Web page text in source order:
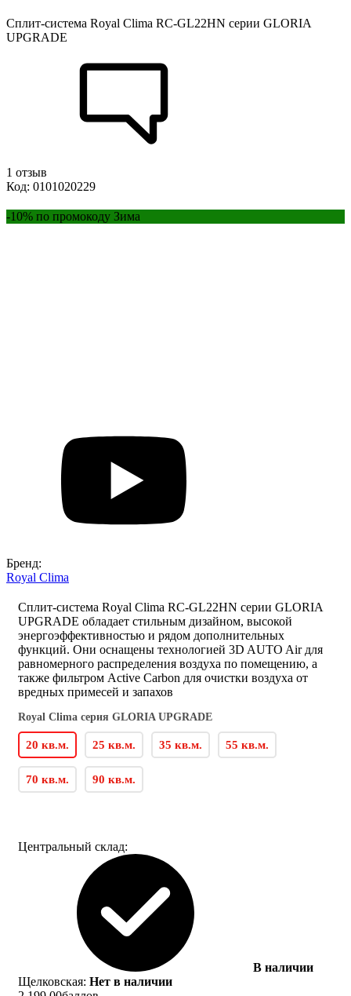
Cплит-система Royal Clima RC-GL22HN серии GLORIA
UPGRADE
1 отзыв
Код: 0101020229
-10% по промокоду Зима
Бренд:
Royal Clima
Cплит-система Royal Clima RC-GL22HN серии GLORIA
UPGRADE обладает стильным дизайном, высокой
энергоэффективностью и рядом дополнительных
функций. Они оснащены технологией 3D AUTO Air для
равномерного распределения воздуха по помещению, а
также фильтром Active Carbon для очистки воздуха от
вредных примесей и запахов
Royal Clima серия GLORIA UPGRADE
20 кв.м. 25 кв.м. 35 кв.м. 55 кв.м.
70 кв.м. 90 кв.м.
Центральный склад:
В наличии
Щелковская: Нет в наличии